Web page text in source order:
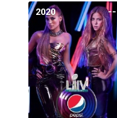
--
2020